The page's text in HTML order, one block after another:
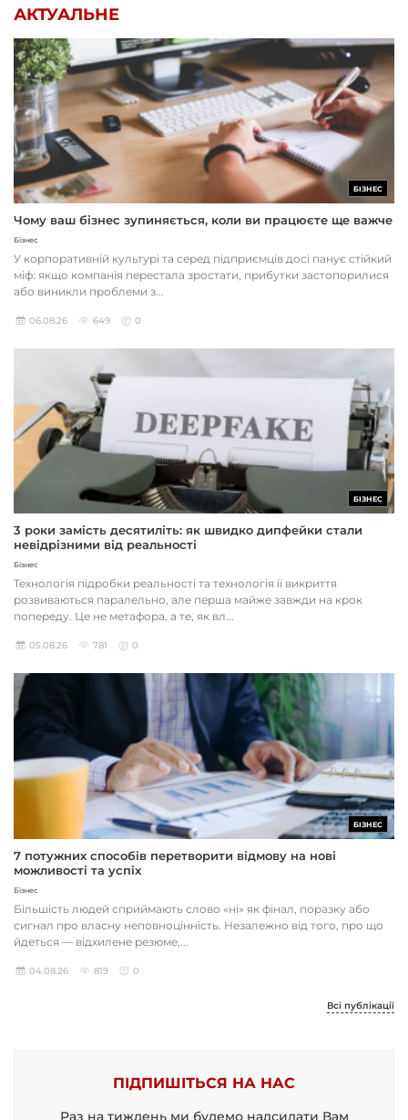
АКТУАЛЬНЕ
БІЗНЕС
Чому ваш бізнес зупиняється, коли ви працюєте ще важче
Бізнес
У корпоративній культурі та серед підприємців досі панує стійкий
міф: якщо компанія перестала зростати, прибутки застопорилися
або виникли проблеми з...
06.08.26 649 0
БІЗНЕС
3 роки замість десятиліть: як швидко дипфейки стали
невідрізними від реальності
Бізнес
Технологія підробки реальності та технологія її викриття
розвиваються паралельно, але перша майже завжди на крок
попереду. Це не метафора, а те, як вл...
05.08.26 781 0
БІЗНЕС
7 потужних способів перетворити відмову на нові
можливості та успіх
Бізнес
Більшість людей сприймають слово «ні» як фінал, поразку або
сигнал про власну неповноцінність. Незалежно від того, про що
йдеться — відхилене резюме,...
04.08.26 819 0
Всі публікації
ПІДПИШІТЬСЯ НА НАС
Раз на тиждень ми будемо надсилати Вам